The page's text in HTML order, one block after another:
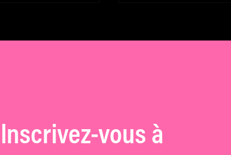
Inscrivez-vous à